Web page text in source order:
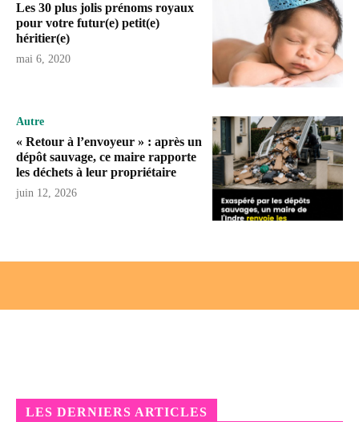
Les 30 plus jolis prénoms royaux
pour votre futur(e) petit(e)
héritier(e)
mai 6, 2020
Autre
« Retour à l’envoyeur » : après un
dépôt sauvage, ce maire rapporte
les déchets à leur propriétaire
juin 12, 2026
LES DERNIERS ARTICLES